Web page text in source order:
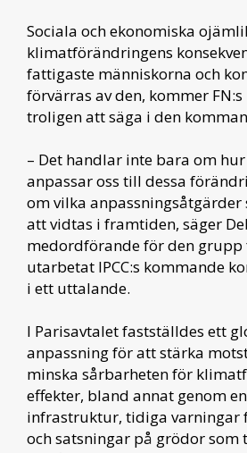
Sociala och ekonomiska
klimatförändringens
fattigaste människorna och
förvärras av den, kommer
troligen att säga i den
– Det handlar inte bara om
anpassar oss till dessa
om vilka anpassningsåtgärder
att vidtas i framtiden, säger
medordförande för den grupp
utarbetat IPCC:s kommande
i ett uttalande.
I Parisavtalet fastställdes ett
anpassning för att stärka
minska sårbarheten för
effekter, bland annat genom
infrastruktur, tidiga varningar
och satsningar på grödor som